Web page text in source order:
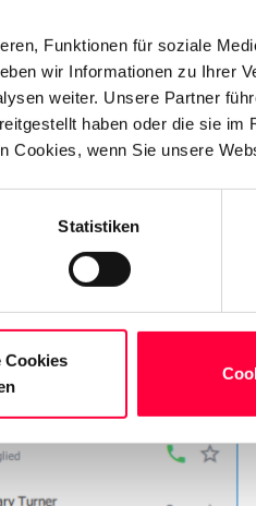
Funktionen für soziale
wir Informationen zu Ihrer
weiter. Unsere Partner
haben oder die sie im
Cookies, wenn Sie unsere
Statistiken
Cookies